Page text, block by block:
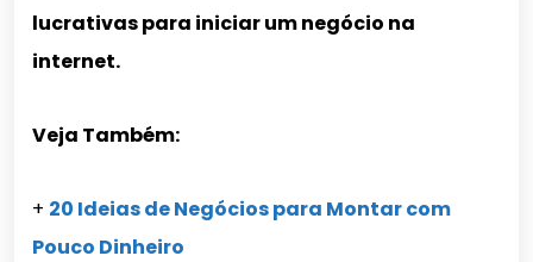
lucrativas para iniciar um negócio na
internet.
Veja Também:
+ 20 Ideias de Negócios para Montar com
Pouco Dinheiro